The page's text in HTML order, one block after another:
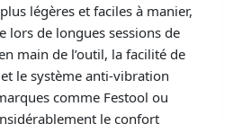
légères et faciles à manier,
lors de longues sessions de
main de l’outil, la facilité de
le système anti-vibration
comme Festool ou
le confort